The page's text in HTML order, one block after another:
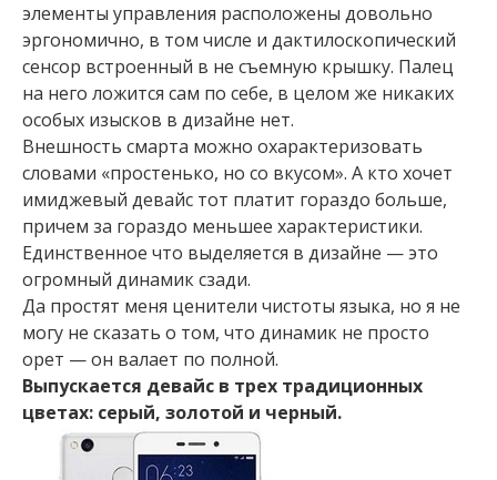
элементы управления расположены довольно
эргономично, в том числе и дактилоскопический
сенсор встроенный в не съемную крышку. Палец
на него ложится сам по себе, в целом же никаких
особых изысков в дизайне нет.
Внешность смарта можно охарактеризовать
словами «простенько, но со вкусом». А кто хочет
имиджевый девайс тот платит гораздо больше,
причем за гораздо меньшее характеристики.
Единственное что выделяется в дизайне — это
огромный динамик сзади.
Да простят меня ценители чистоты языка, но я не
могу не сказать о том, что динамик не просто
орет — он валает по полной.
Выпускается девайс в трех традиционных
цветах: серый, золотой и черный.